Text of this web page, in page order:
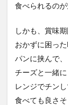
食べられるのが
しかも、賞味期
おかずに困った
パンに挟んで、
チーズと一緒に
レンジでチンし
食べても良さそ